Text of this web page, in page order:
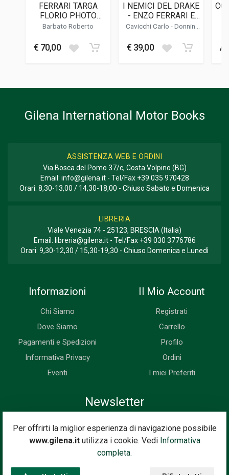
21 x 28 x 1,4 cm
Informazioni aggiuntive
FERRARI TARGA
FLORIO PHOTO
BOOK
Barbato Roberto
€ 70,00
I NEMICI DEL DRAKE
- ENZO FERRARI E
LE SCUDERIE
Cavicchi Carlo -Donnini
€ 39,00
Per offrirti la miglior esperienza di navigazione possibile
www.gilena.itutilizza i cookie. Vedi Informativa
completa.
Gilena International Motor Books
ASSISTENZA WEB E ORDINI
Via Bosca del Pomo 37/c, Costa Volpino (BG)
Email: info@gilena.it- Tel/Fax +39 035 970428
Orari: 8,30-13,00 / 14,30-18,00 - Chiuso Sabato e Domenica
LIBRERIA
Viale Venezia 74 - 25123, BRESCIA (Italia)
Email: libreria@gilena.it- Tel/Fax +39 030 3776786
Orari: 9,30-12,30 / 15,30-19,30 - Chiuso Domenica e Lunedì
Informazioni
Chi Siamo
Dove Siamo
Pagamenti e Spedizioni
Informativa Privacy
Eventi
Il Mio Account
Registrati
Carrello
Profilo
Ordini
I miei Preferiti
Newsletter
Iscriviti subito alla nostra newsletter. Riceverai prima di tutti le
novità, le offerte, i prossimi eventi...